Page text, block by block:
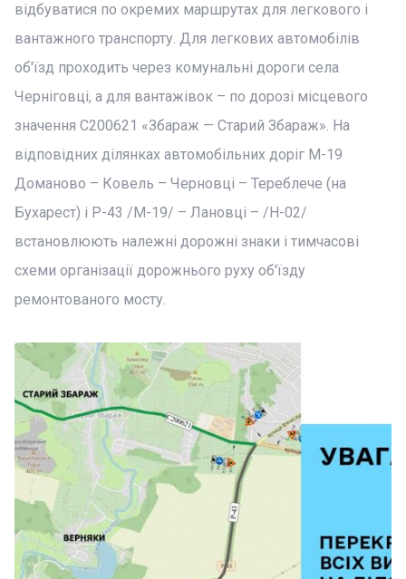
відбуватися по окремих маршрутах для легкового і
вантажного транспорту. Для легкових автомобілів
об'їзд проходить через комунальні дороги села
Черніговці, а для вантажівок – по дорозі місцевого
значення С200621 «Збараж — Старий Збараж». На
відповідних ділянках автомобільних доріг М-19
Доманово – Ковель – Черновці – Тереблече (на
Бухарест) і Р-43 /М-19/ – Лановці – /Н-02/
встановлюють належні дорожні знаки і тимчасові
схеми організації дорожнього руху об'їзду
ремонтованого мосту.